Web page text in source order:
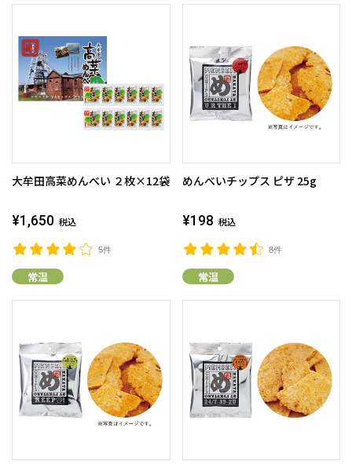
大牟田高菜めんべい ２枚×12袋
5件
¥1,650 税込
常温
めんべいチップス ピザ 25g
8件
¥198 税込
常温